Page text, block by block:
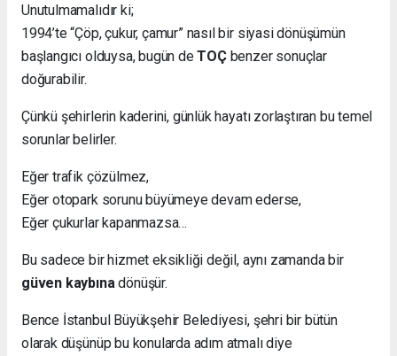
Unutulmamalıdır ki;
1994’te “Çöp, çukur, çamur” nasıl bir siyasi dönüşümün
başlangıcı olduysa, bugün deTOÇbenzer sonuçlar
doğurabilir.
Çünkü şehirlerin kaderini, günlük hayatı zorlaştıran bu temel
sorunlar belirler.
Eğer trafik çözülmez,
Eğer otopark sorunu büyümeye devam ederse,
Eğer çukurlar kapanmazsa…
Bu sadece bir hizmet eksikliği değil, aynı zamanda bir
güven kaybına dönüşür.
Bence İstanbul Büyükşehir Belediyesi, şehri bir bütün
olarak düşünüp bu konularda adım atmalı diye